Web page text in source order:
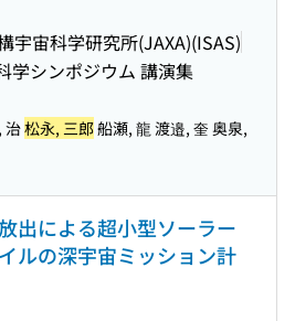
宇宙科学研究所(JAXA)(ISAS)
学シンポジウム 講演集
治松永, 三郎船瀬, 龍 渡邉, 奎 奥泉,
出による超小型ソーラー
ルの深宇宙ミッション計